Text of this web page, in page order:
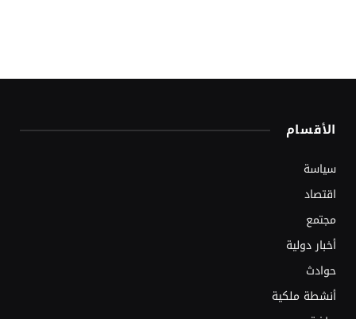
الأقسام
سياسة
اقتصاد
مجتمع
أخبار دولية
حوادث
أنشطة ملكية